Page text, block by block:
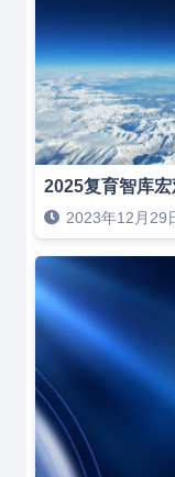
2025复育智库
2023年12月29